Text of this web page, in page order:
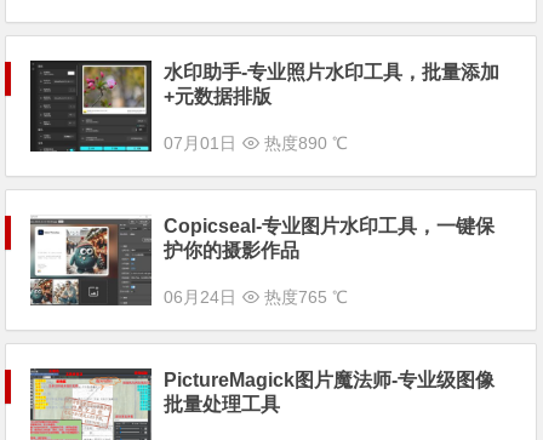
水印助手-专业照片水印工具，批量添加
+元数据排版
07月01日 热度890 ℃
Copicseal-专业图片水印工具，一键保
护你的摄影作品
06月24日 热度765 ℃
PictureMagick图片魔法师-专业级图像
批量处理工具